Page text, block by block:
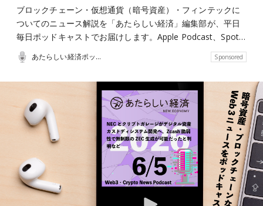
ブロックチェーン・仮想通貨（暗号資産）・フィンテックに
ついてのニュース解説を「あたらしい経済」編集部が、平日
毎日ポッドキャストでお届けします。Apple Podcast、Spot…
あたらしい経済ポッドキャスト Sponsored